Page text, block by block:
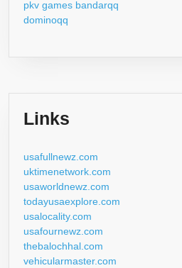
pkv games bandarqq
dominoqq
Links
usafullnewz.com
uktimenetwork.com
usaworldnewz.com
todayusaexplore.com
usalocality.com
usafournewz.com
thebalochhal.com
vehicularmaster.com